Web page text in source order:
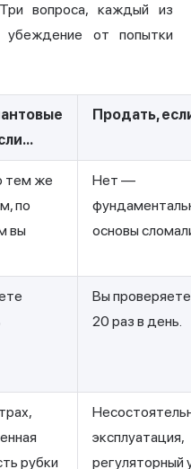
вопроса, каждый из
убеждение от попытки
Продать,
тем же
по
вы
Нет —
основы
Вы
20 раз в день.
рубки
эксплуатация,
регуляторный